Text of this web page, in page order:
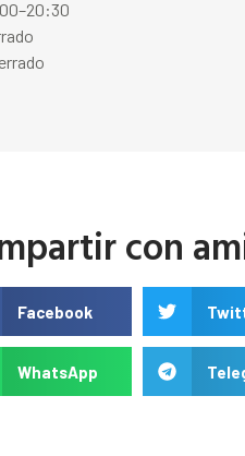
con
Facebook
WhatsApp